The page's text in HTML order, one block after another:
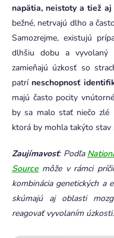
napätia, neistoty a tiež aj
bežné, netrvajú dlho a
Samozrejme, existujú
dlhšiu dobu a vyvolaný
zamieňajú úzkosť so
patrí neschopnosť
majú často pocity
by sa malo stať niečo zlé
ktorá by mohla takýto stav
Zaujímavosť: Podľa
Source môže v rámci
kombinácia genetických a
skúmajú aj oblasti
reagovať vyvolaním úzkosti.